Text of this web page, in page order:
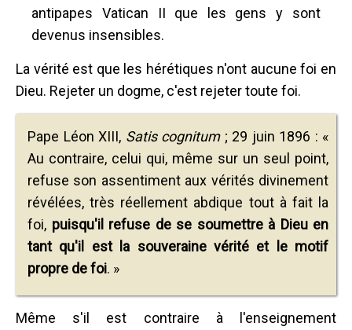
antipapes Vatican II que les gens y sont
devenus insensibles.
La vérité est que les hérétiques n'ont aucune foi en
Dieu. Rejeter un dogme, c'est rejeter toute foi.
Pape Léon XIII, Satis cognitum; 29 juin 1896 : «
Au contraire, celui qui, même sur un seul point,
refuse son assentiment aux vérités divinement
révélées, très réellement abdique tout à fait la
foi, puisqu'il refuse de se soumettre à Dieu en
tant qu'il est la souveraine vérité et le motif
propre de foi. »
Même s'il est contraire à l'enseignement